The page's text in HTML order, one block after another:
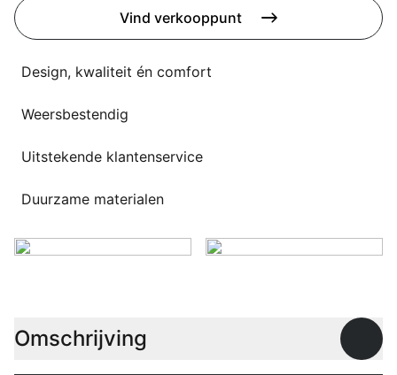
Flagship stores
Contact
Werken bij
Vind verkooppunt
Design, kwaliteit én comfort
Weersbestendig
Uitstekende klantenservice
Duurzame materialen
Omschrijving